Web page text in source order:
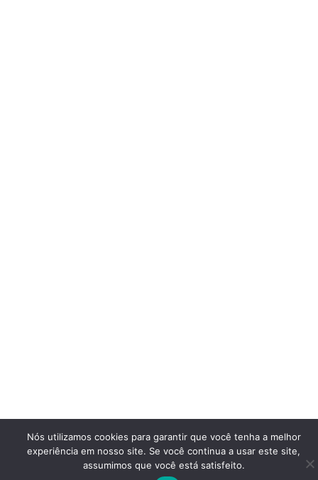
Nós utilizamos cookies para garantir que você tenha a melhor
experiência em nosso site. Se você continua a usar este site,
assumimos que você está satisfeito.